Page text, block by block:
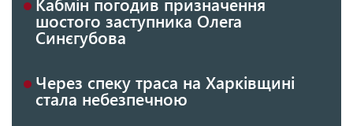
шостого заступника Олега
Синєгубова
Через спеку траса на Харківщині
стала небезпечною